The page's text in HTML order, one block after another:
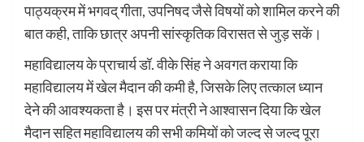
पाठ्यक्रम में भगवद् गीता, उपनिषद जैसे विषयों को शामिल करने की
बात कही, ताकि छात्र अपनी सांस्कृतिक विरासत से जुड़ सकें।
महाविद्यालय के प्राचार्य डॉ. वीके सिंह ने अवगत कराया कि
महाविद्यालय में खेल मैदान की कमी है, जिसके लिए तत्काल ध्यान
देने की आवश्यकता है। इस पर मंत्री ने आश्वासन दिया कि खेल
मैदान सहित महाविद्यालय की सभी कमियों को जल्द से जल्द पूरा